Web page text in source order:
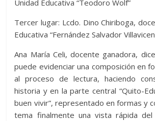
Unidad Educativa “Teodoro Wolf”
Tercer lugar: Lcdo. Dino Chiriboga,
Educativa “Fernández Salvador
Ana María Celi, docente ganadora,
puede evidenciar una composición en
al proceso de lectura, haciendo
historia y en la parte central “Quito-
buen vivir”, representado en formas y
tema finalmente una vista rápida